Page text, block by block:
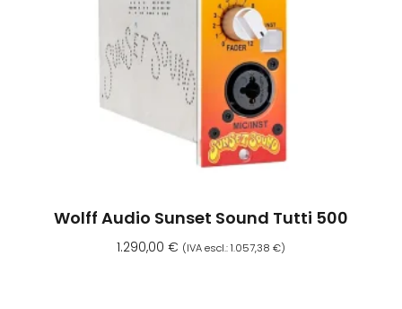
Wolff Audio Sunset Sound Tutti 500
1.290,00 € (IVA escl.:1.057,38 €)